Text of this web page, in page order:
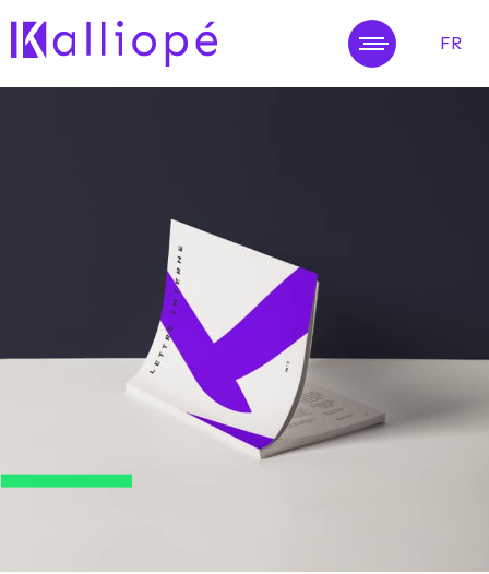
FR